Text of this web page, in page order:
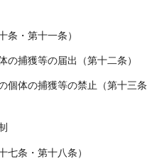
条・第十一条）
捕獲等の届出（第十二条）
個体の捕獲等の禁止（第十三条
七条・第十八条）